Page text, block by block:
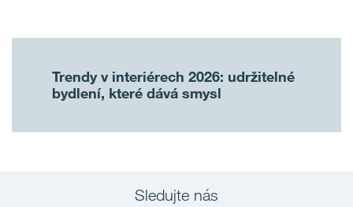
Trendy v interiérech 2026: udržitelné
bydlení, které dává smysl
Sledujte nás